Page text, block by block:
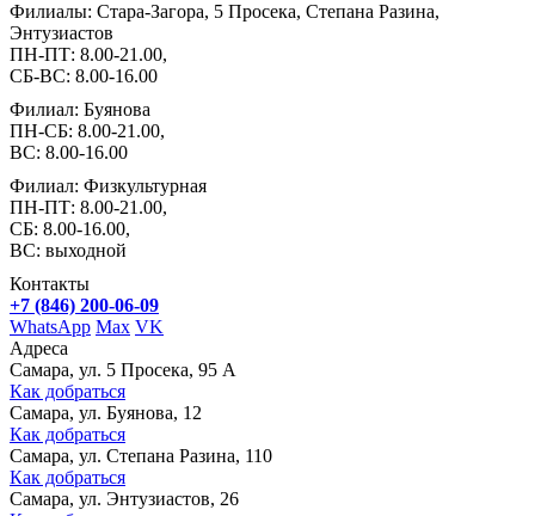
Филиалы: Стара-Загора, 5 Просека, Степана Разина,
Энтузиастов
ПН-ПТ: 8.00-21.00,
СБ-ВС: 8.00-16.00
Филиал: Буянова
ПН-СБ: 8.00-21.00,
ВС: 8.00-16.00
Филиал: Физкультурная
ПН-ПТ: 8.00-21.00,
СБ: 8.00-16.00,
ВС: выходной
Контакты
+7 (846) 200-06-09
WhatsApp Max VK
Адреса
Самара, ул. 5 Просека, 95 А
Как добраться
Самара, ул. Буянова, 12
Как добраться
Самара, ул. Степана Разина, 110
Как добраться
Самара, ул. Энтузиастов, 26